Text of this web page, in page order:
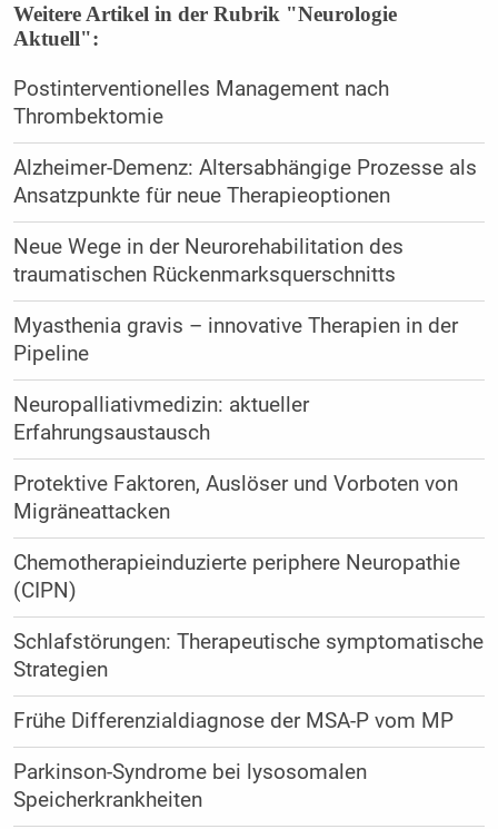
Weitere Artikel in der Rubrik "Neurologie
Aktuell":
Postinterventionelles Management nach
Thrombektomie
Alzheimer-Demenz: Altersabhängige Prozesse als
Ansatzpunkte für neue Therapieoptionen
Neue Wege in der Neurorehabilitation des
traumatischen Rückenmarksquerschnitts
Myasthenia gravis – innovative Therapien in der
Pipeline
Neuropalliativmedizin: aktueller
Erfahrungsaustausch
Protektive Faktoren, Auslöser und Vorboten von
Migräneattacken
Chemotherapieinduzierte periphere Neuropathie
(CIPN)
Schlafstörungen: Therapeutische symptomatische
Strategien
Frühe Differenzialdiagnose der MSA-P vom MP
Parkinson-Syndrome bei lysosomalen
Speicherkrankheiten